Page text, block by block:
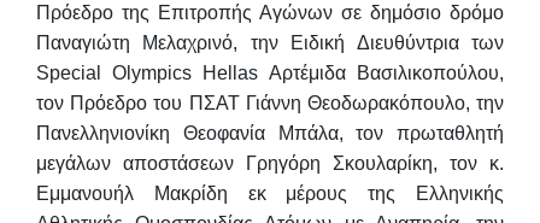
Πρόεδρο της Επιτροπής Αγώνων σε δημόσιο δρόμο
Παναγιώτη Μελαχρινό, την Ειδική Διευθύντρια των
Special Olympics Hellas Αρτέμιδα Βασιλικοπούλου,
τον Πρόεδρο του ΠΣΑΤ Γιάννη Θεοδωρακόπουλο, την
Πανελληνιονίκη Θεοφανία Μπάλα, τον πρωταθλητή
μεγάλων αποστάσεων
Γρηγόρη Σκουλαρίκη, τον κ.
Εμμανουήλ Μακρίδη εκ μέρους της Ελληνικής